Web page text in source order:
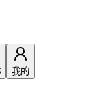
我的